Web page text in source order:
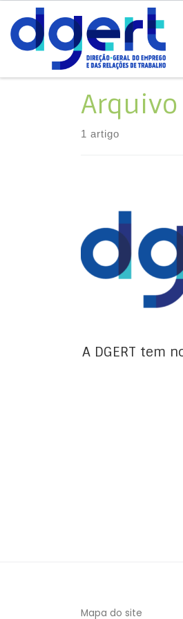
Skip to content
1 artigo
Mudança do
A DGERT tem
Mapa do site